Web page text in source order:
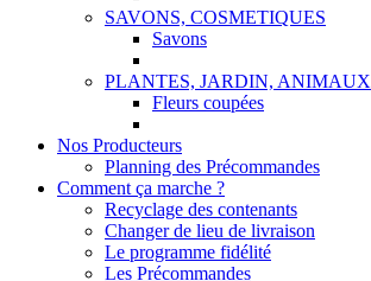
SAVONS, COSMETIQUES
Savons
PLANTES, JARDIN, ANIMAUX
Fleurs coupées
Nos Producteurs
Planning des Précommandes
Comment ça marche ?
Recyclage des contenants
Changer de lieu de livraison
Le programme fidélité
Les Précommandes